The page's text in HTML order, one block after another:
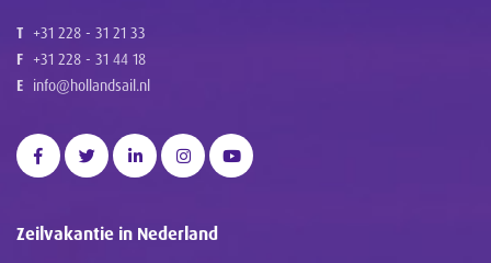
T +31 228 - 31 21 33
F +31 228 - 31 44 18
E info@hollandsail.nl
Zeilvakantie in Nederland